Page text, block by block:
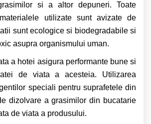
si a altor depuneri. Toate
utilizate sunt avizate de
sunt ecologice si biodegradabile si
asupra organismului uman.
a hotei asigura performante bune si
de viata a acesteia. Utilizarea
speciali pentru suprafetele din
dizolvare a grasimilor din bucatarie
de viata a produsului.